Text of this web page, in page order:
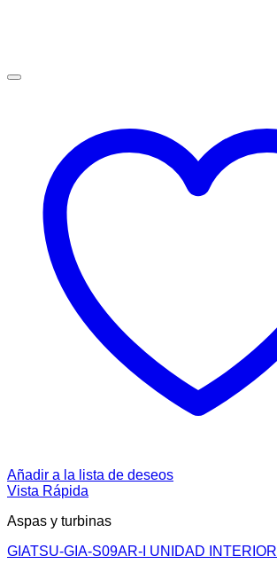
Añadir a la lista de deseos
Vista Rápida
Aspas y turbinas
GIATSU-GIA-S09AR-I UNIDAD INTERIOR